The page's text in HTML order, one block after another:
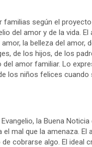
familias según el
del amor y de la vida.
la belleza del amor,
de los hijos, de los
amor familiar. Lo
los niños felices
la Buena
mal que la amenaza.
cobrarse algo. El ideal